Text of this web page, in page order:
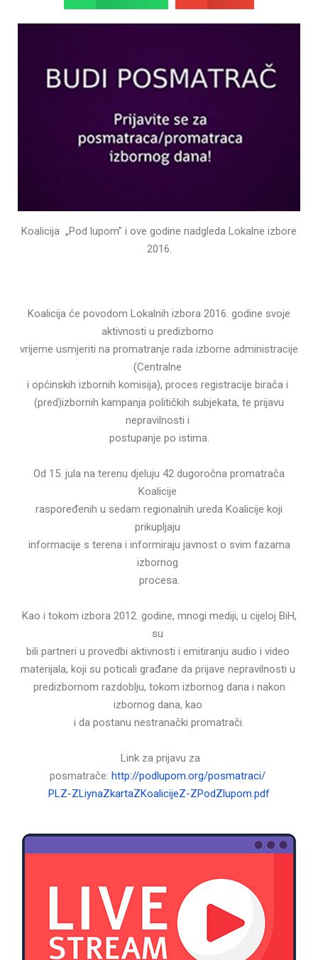
Koalicija „Pod lupom” i ove godine nadgleda Lokalne izbore
2016.
Koalicija će povodom Lokalnih izbora 2016. godine svoje
aktivnosti u predizborno
vrijeme usmjeriti na promatranje rada izborne administracije
(Centralne
i općinskih izbornih komisija), proces registracije birača i
(pred)izbornih kampanja političkih subjekata, te prijavu
nepravilnosti i
postupanje po istima.
Od 15. jula na terenu djeluju 42 dugoročna promatrača
Koalicije
raspoređenih u sedam regionalnih ureda Koalicije koji
prikupljaju
informacije s terena i informiraju javnost o svim fazama
izbornog
procesa.
Kao i tokom izbora 2012. godine, mnogi mediji, u cijeloj BiH,
su
bili partneri u provedbi aktivnosti i emitiranju audio i video
materijala, koji su poticali građane da prijave nepravilnosti u
predizbornom razdoblju, tokom izbornog dana i nakon
izbornog dana, kao
i da postanu nestranački promatrači.
Link za prijavu za
posmatrače: http://podlupom.org/posmatraci/
PLZ-ZLiynaZkartaZKoalicijeZ-ZPodZlupom.pdf